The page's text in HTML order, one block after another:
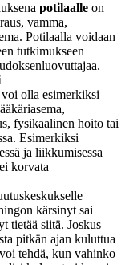
potilaalle on
vamma,
Potilaalla voidaan
tutkimukseen
voi olla esimerkiksi
fysikaalinen hoito tai
Esimerkiksi
ja liikkumisessa
korvata
kärsinyt sai
tietää siitä. Joskus
pitkän ajan kuluttua
tehdä, kun vahinko